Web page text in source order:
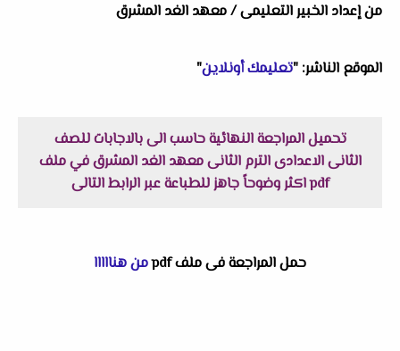
من إعداد الخبير التعليمى / معهد الغد المشرق
الموقع الناشر: "تعليمك أونلاين"
تحميل المراجعة النهائية حاسب الى بالاجابات للصف
الثانى الاعدادى الترم الثانى معهد الغد المشرق في ملف
pdf اكثر وضوحاً جاهز للطباعة عبر الرابط التالى
حمل المراجعة فى ملف pdf من هنااااا